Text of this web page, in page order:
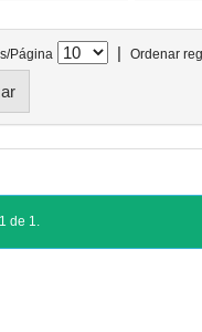
Página | Ordenar
de 1.